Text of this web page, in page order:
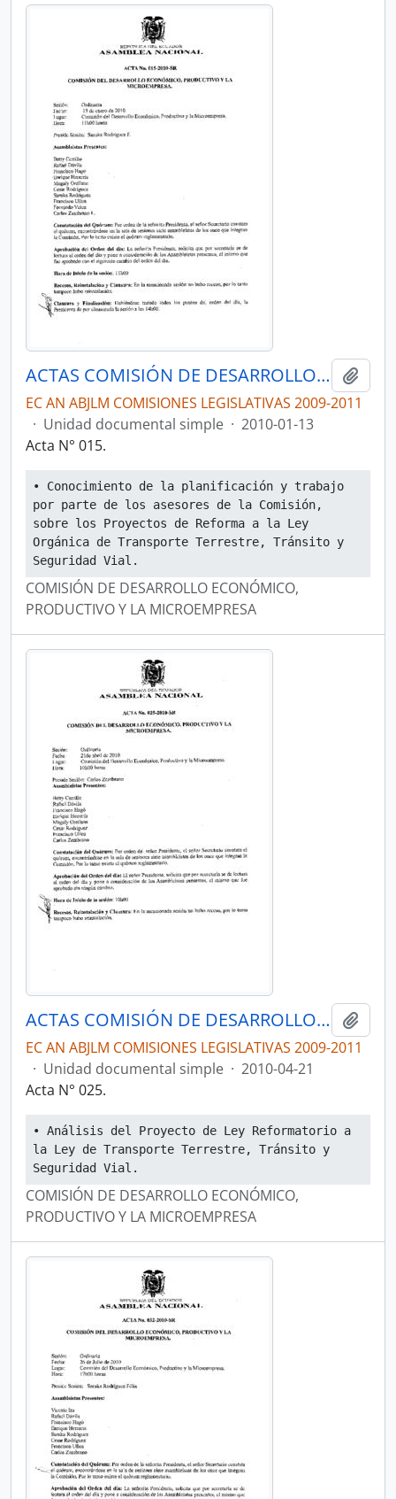
ACTAS COMISIÓN DE DESARROLLO ECONÓMICO, PRODUCTIVO Y LA MICROEMPRESA
EC AN ABJLM COMISIONES LEGISLATIVAS 2009-2011
· Unidad documental simple · 2010-01-13
Acta N° 015.
• Conocimiento de la planificación y trabajo
por parte de los asesores de la Comisión,
sobre los Proyectos de Reforma a la Ley
Orgánica de Transporte Terrestre, Tránsito y
Seguridad Vial.
COMISIÓN DE DESARROLLO ECONÓMICO,
PRODUCTIVO Y LA MICROEMPRESA
ACTAS COMISIÓN DE DESARROLLO ECONÓMICO, PRODUCTIVO Y LA MICROEMPRESA
EC AN ABJLM COMISIONES LEGISLATIVAS 2009-2011
· Unidad documental simple · 2010-04-21
Acta N° 025.
• Análisis del Proyecto de Ley Reformatorio a
la Ley de Transporte Terrestre, Tránsito y
Seguridad Vial.
COMISIÓN DE DESARROLLO ECONÓMICO,
PRODUCTIVO Y LA MICROEMPRESA